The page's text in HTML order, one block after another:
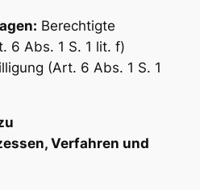
Berechtigte
6 Abs. 1 S. 1 lit. f)
(Art. 6 Abs. 1 S. 1
Verfahren und